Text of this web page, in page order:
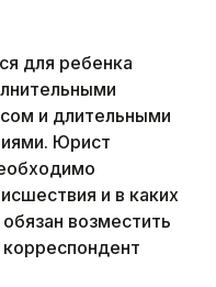
для ребенка
и длительными
Юрист
и в каких
возместить